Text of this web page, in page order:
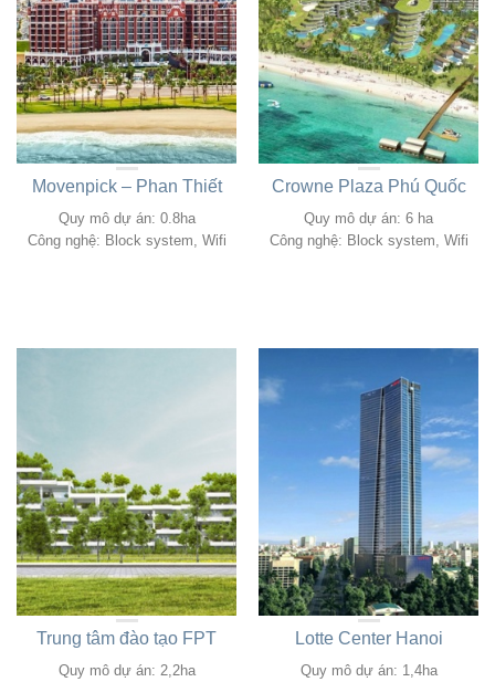
Movenpick – Phan Thiết
Quy mô dự án: 0.8ha
Công nghệ: Block system, Wifi
Crowne Plaza Phú Quốc
Quy mô dự án: 6 ha
Công nghệ: Block system, Wifi
Trung tâm đào tạo FPT
Quy mô dự án: 2,2ha
Lotte Center Hanoi
Quy mô dự án: 1,4ha